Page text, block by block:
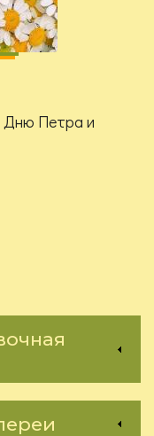
Дню Петра и